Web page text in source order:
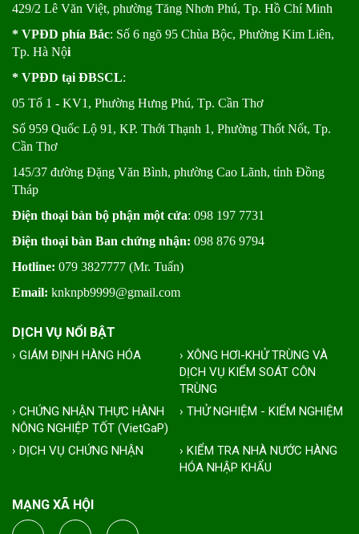
429/2 Lê Văn Việt, phường Tăng Nhơn Phú, Tp. Hồ Chí Minh
* VPĐD phía Bắc: Số 6 ngõ 95 Chùa Bộc, Phường Kim Liên,
Tp. Hà Nội
* VPĐD tại ĐBSCL:
05 Tổ 1 - KV1, Phường Hưng Phú, Tp. Cần Thơ
Số 959 Quốc Lộ 91, KP. Thới Thạnh 1, Phường Thốt Nốt, Tp.
Cần Thơ
145/37 đường Đặng Văn Bình, phường Cao Lãnh, tỉnh Đồng
Tháp
Điện thoại bàn bộ phận một cửa: 098 197 7731
Điện thoại bàn Ban chứng nhận: 098 876 9794
Hotline: 079 3827777 (Mr. Tuấn)
Email: knknpb9999@gmail.com
DỊCH VỤ NỔI BẬT
› DỊCH VỤ CHỨNG NHẬN
› KIỂM TRA NHÀ NƯỚC HÀNG
HÓA NHẬP KHẨU
› CHỨNG NHẬN THỰC HÀNH
NÔNG NGHIỆP TỐT (VietGaP)
› THỬ NGHIỆM - KIỂM NGHIỆM
› GIÁM ĐỊNH HÀNG HÓA
› XÔNG HƠI-KHỬ TRÙNG VÀ
DỊCH VỤ KIỂM SOÁT CÔN
TRÙNG
MẠNG XÃ HỘI